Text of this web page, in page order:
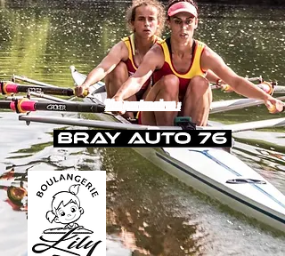
Nos partenaires :